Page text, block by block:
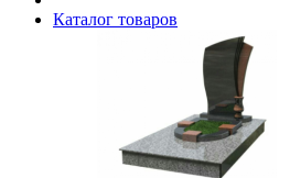
Каталог товаров